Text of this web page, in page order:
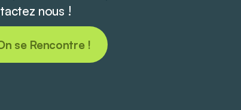
nous !
se Rencontre !